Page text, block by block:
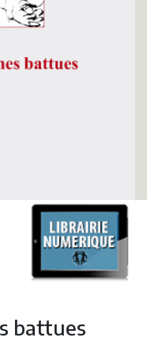
battues